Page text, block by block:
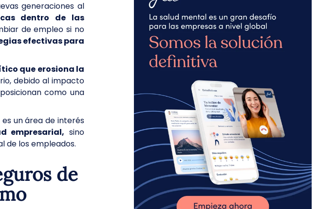
generaciones al
dentro de las
de empleo si no
efectivas para
que erosiona la
debido al impacto
como una
es un área de interés
empresarial, sino
de los empleados.
de